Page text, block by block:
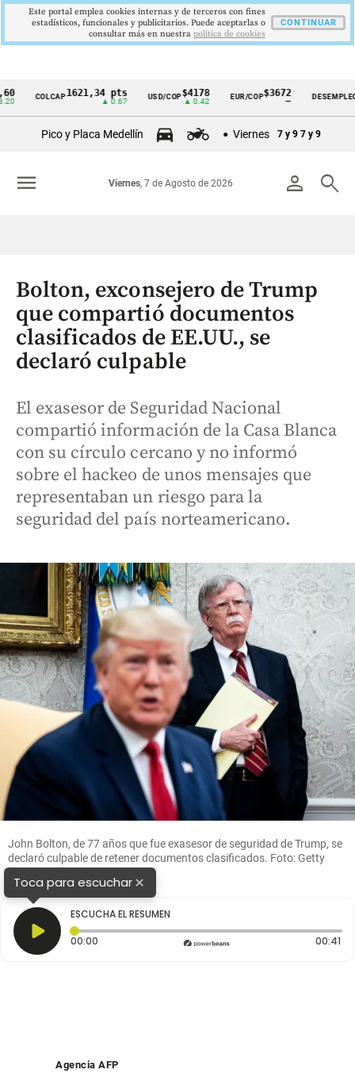
Cintillo
Colombia
COLCAP1621,34 pts
▲ 0.67
USD/COP $4178
▲ 0.42
EUR/COP$3672 DESEMPLEO9,9
▼
Pico y Placa Medellín Viernes 7 y 9 7 y 9
person search
Viernes, 7 de Agosto de 2026
menu
Bolton, exconsejero de Trump
que compartió documentos
clasificados de EE.UU., se
declaró culpable
El exasesor de Seguridad Nacional
compartió información de la Casa Blanca
con su círculo cercano y no informó
sobre el hackeo de unos mensajes que
representaban un riesgo para la
seguridad del país norteamericano.
John Bolton, de 77 años que fue exasesor de seguridad de Trump, se
declaró culpable de retener documentos clasificados. Foto: Getty
Images
Toca para escuchar×
ESCUCHA EL RESUMEN
00:00 Tiempo transcurrido: 0 segundos 00:41
Agencia AFP
Este portal emplea cookies internas y de terceros con fines
estadísticos, funcionales y publicitarios. Puede aceptarlas o
consultar más en nuestra politica de cookies
CONTINUAR